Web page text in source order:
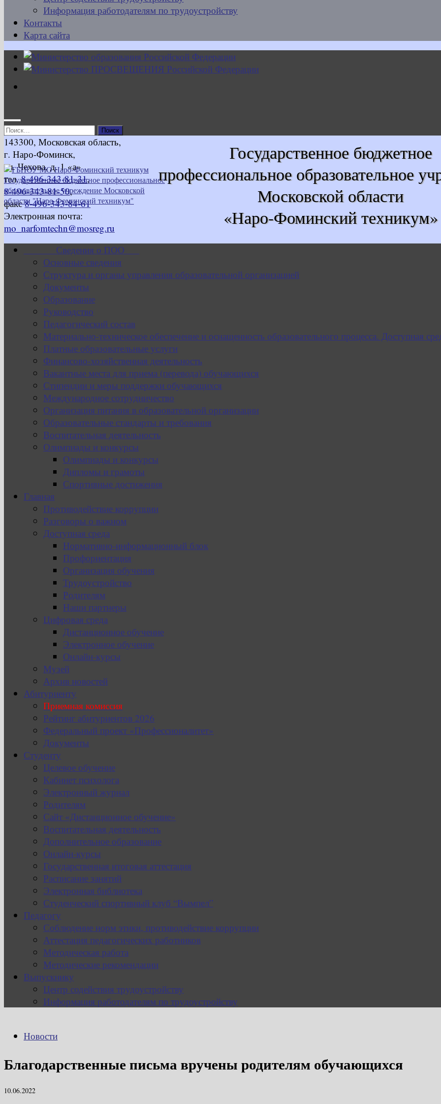
Информация работодателям по трудоустройству
Контакты
Карта сайта
Найти:
Государственное бюджетное
профессиональное образовательное
Московской области
«Наро-Фоминский техникум»
143300, Московская область,
г. Наро-Фоминск,
ул. Чехова, д. 1 «а»
тел.8-496-343-81-31,
8-496-343-81-50,
факс8-496-343-84-61
Электронная почта:
mo_narfomtechn@mosreg.ru
Сведения о ПОО
Основные сведения
Структура и органы управления образовательной организацией
Документы
Образование
Руководство
Педагогический состав
Материально-техническое обеспечение и оснащенность образовательного процесса. Доступная
Платные образовательные услуги
Финансово-хозяйственная деятельность
Вакантные места для приема (перевода) обучающихся
Стипендии и меры поддержки обучающихся
Международное сотрудничество
Организация питания в образовательной организации
Образовательные стандарты и требования
Воспитательная деятельность
Олимпиады и конкурсы
Олимпиады и конкурсы
Дипломы и грамоты
Спортивные достижения
Главная
Противодействие коррупции
Разговоры о важном
Доступная среда
Нормативно-информационный блок
Профориентация
Организация обучения
Трудоустройство
Родителям
Наши партнеры
Цифровая среда
Дистанционное обучение
Электронное обучение
Онлайн-курсы
Музей
Архив новостей
Абитуриенту
Приемная комиссия
Рейтинг абитуриентов 2026
Федеральный проект «Профессионалитет»
Документы
Студенту
Целевое обучение
Кабинет психолога
Электронный журнал
Родителям
Сайт «Дистанционное обучение»
Воспитательная деятельность
Дополнительное образование
Онлайн-курсы
Государственная итоговая аттестация
Расписание занятий
Электронная библиотека
Студенческий спортивный клуб “Вымпел”
Педагогу
Соблюдение норм этики, противодействие коррупции
Аттестация педагогических работников
Методическая работа
Методические рекомендации
Выпускнику
Центр содействия трудоустройству
Информация работодателям по трудоустройству
Новости
Благодарственные письма вручены родителям обучающихся
10.06.2022